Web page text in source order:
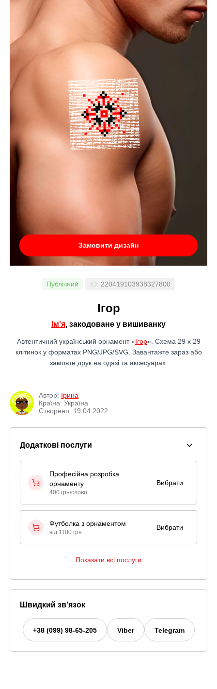
Замовити дизайн
Публічний ID: 220419103938327800
Ігор
Ім'я, закодоване у вишиванку
Автентичний український орнамент «Ігор». Схема 29 x 29
клітинок у форматах PNG/JPG/SVG. Завантажте зараз або
замовте друк на одязі та аксесуарах.
Автор: Ірина
Країна: Україна
Створено: 19.04.2022
Додаткові послуги
Професійна розробка
орнаменту
400 грн/слово
Вибрати
Футболка з орнаментом
від 1100 грн
Вибрати
Показати всі послуги
Швидкий зв'язок
+38 (099) 98-65-205 Viber Telegram